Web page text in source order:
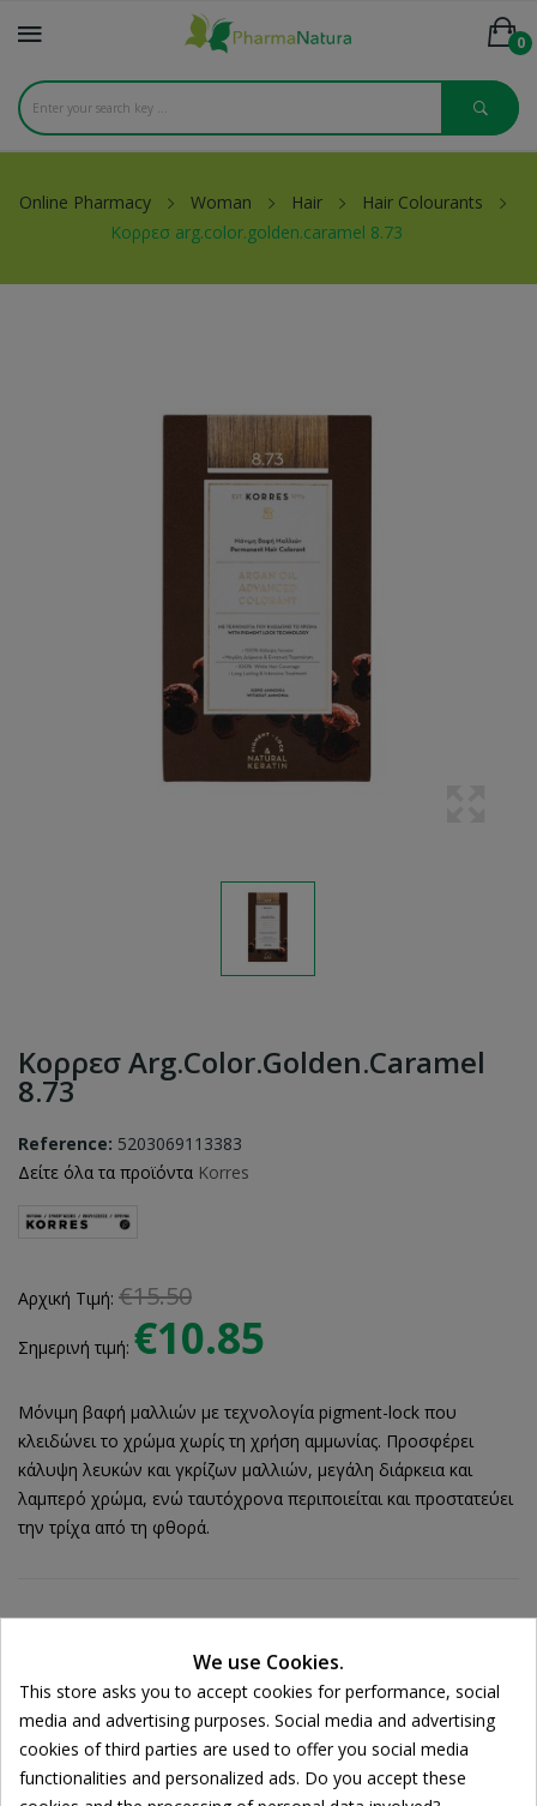
0
Online Pharmacy Woman Hair
Hair Colourants
Κορρεσ arg.color.golden.caramel 8.73
Κορρεσ Arg.color.golden.caramel
8.73
Reference: 5203069113383
Δείτε όλα τα προϊόντα Korres
Αρχική Τιμή: €15.50
Σημερινή τιμή: €10.85
Μόνιμη βαφή μαλλιών με τεχνολογία pigment-lock που
κλειδώνει το χρώμα χωρίς τη χρήση αμμωνίας. Προσφέρει
κάλυψη λευκών και γκρίζων μαλλιών, μεγάλη διάρκεια και
λαμπερό χρώμα, ενώ ταυτόχρονα περιποιείται και προστατεύει
την τρίχα από τη φθορά.
 ADD TO CART
Share
We use Cookies.
This store asks you to accept cookies for performance, social
media and advertising purposes. Social media and advertising
cookies of third parties are used to offer you social media
functionalities and personalized ads. Do you accept these